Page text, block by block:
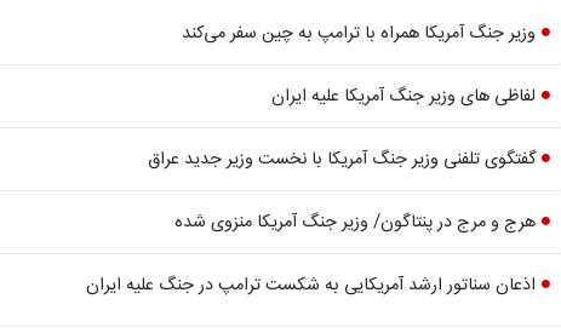
وزیر جنگ آمریکا همراه با ترامپ به چین سفر می‌کند
لفاظی های وزیر جنگ آمریکا علیه ایران
گفتگوی تلفنی وزیر جنگ آمریکا با نخست وزیر جدید عراق
هرج و مرج در پنتاگون/ وزیر جنگ آمریکا منزوی شده
اذعان سناتور ارشد آمریکایی به شکست ترامپ در جنگ علیه ایران